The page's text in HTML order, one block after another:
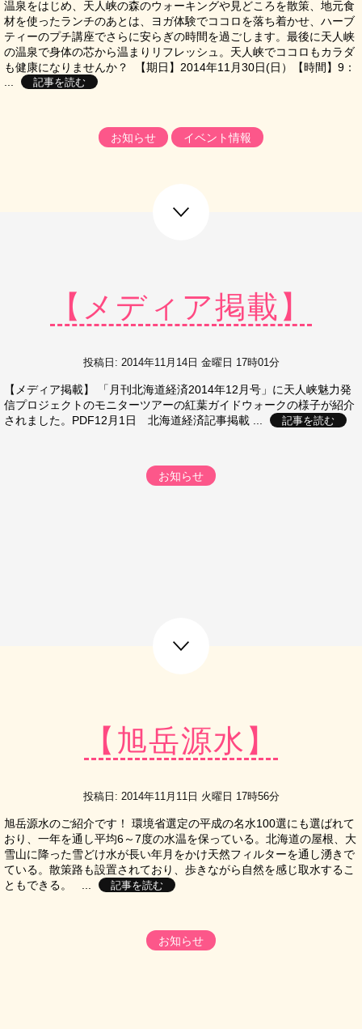
温泉をはじめ、天人峡の森のウォーキングや見どころを散策、地元食
材を使ったランチのあとは、ヨガ体験でココロを落ち着かせ、ハーブ
ティーのプチ講座でさらに安らぎの時間を過ごします。最後に天人峡
の温泉で身体の芯から温まりリフレッシュ。天人峡でココロもカラダ
も健康になりませんか？ 【期日】2014年11月30日(日）【時間】9：
記事を読む
お知らせ イベント情報
【メディア掲載】
投稿日: 2014年11月14日 金曜日 17時01分
【メディア掲載】 「月刊北海道経済2014年12月号」に天人峡魅力発
信プロジェクトのモニターツアーの紅葉ガイドウォークの様子が紹介
されました。PDF12月1日 北海道経済記事掲載 ...
記事を読む
お知らせ
【旭岳源水】
投稿日: 2014年11月11日 火曜日 17時56分
旭岳源水のご紹介です！ 環境省選定の平成の名水100選にも選ばれて
おり、一年を通し平均6～7度の水温を保っている。北海道の屋根、大
雪山に降った雪どけ水が長い年月をかけ天然フィルターを通し湧きで
ている。散策路も設置されており、歩きながら自然を感じ取水するこ
ともできる。 ...
記事を読む
お知らせ